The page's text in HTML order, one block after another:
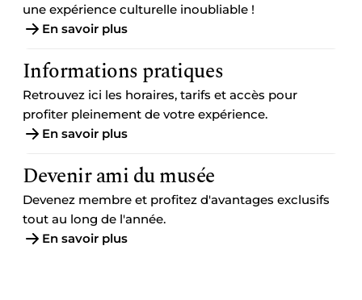
une expérience culturelle inoubliable !
En savoir plus
Informations pratiques
Retrouvez ici les horaires, tarifs et accès pour
profiter pleinement de votre expérience.
En savoir plus
Devenir ami du musée
Devenez membre et profitez d'avantages exclusifs
tout au long de l'année.
En savoir plus